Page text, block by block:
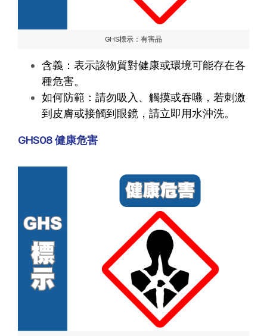
GHS標示：有害品
含義：表示該物質對健康或環境可能存在各
種危害。
如何防範：請勿吸入、觸摸或吞嚥，若刺激
到皮膚或接觸到眼鏡，請立即用水沖洗。
GHS08 健康危害